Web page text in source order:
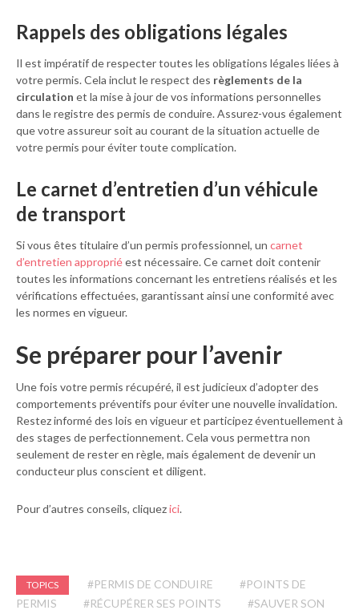
Rappels des obligations légales
Il est impératif de respecter toutes les obligations légales liées à
votre permis. Cela inclut le respect des règlements de la
circulation et la mise à jour de vos informations personnelles
dans le registre des permis de conduire. Assurez-vous également
que votre assureur soit au courant de la situation actuelle de
votre permis pour éviter toute complication.
Le carnet d’entretien d’un véhicule
de transport
Si vous êtes titulaire d’un permis professionnel, un carnet
d’entretien appropriéest nécessaire. Ce carnet doit contenir
toutes les informations concernant les entretiens réalisés et les
vérifications effectuées, garantissant ainsi une conformité avec
les normes en vigueur.
Se préparer pour l’avenir
Une fois votre permis récupéré, il est judicieux d’adopter des
comportements préventifs pour éviter une nouvelle invalidation.
Restez informé des lois en vigueur et participez éventuellement à
des stages de perfectionnement. Cela vous permettra non
seulement de rester en règle, mais également de devenir un
conducteur plus conscient et diligent.
Pour d’autres conseils, cliquezici.
TOPICS #PERMIS DE CONDUIRE
#POINTS DE
PERMIS
#RÉCUPÉRER SES POINTS
#SAUVER SON